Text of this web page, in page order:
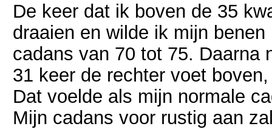
De keer dat ik boven de 35
draaien en wilde ik mijn
cadans van 70 tot 75. Daarna
31 keer de rechter voet
Dat voelde als mijn normale
Mijn cadans voor rustig aan